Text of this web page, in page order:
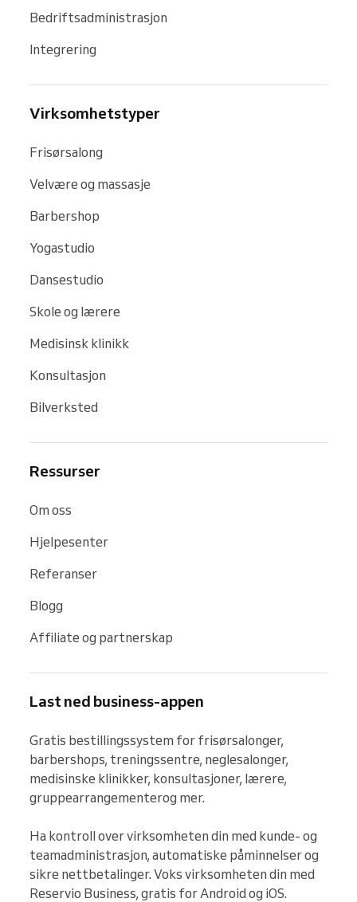
Bedriftsadministrasjon
Integrering
Virksomhetstyper
Frisørsalong
Velvære og massasje
Barbershop
Yogastudio
Dansestudio
Skole og lærere
Medisinsk klinikk
Konsultasjon
Bilverksted
Ressurser
Om oss
Hjelpesenter
Referanser
Blogg
Affiliate og partnerskap
Last ned business-appen
Gratis bestillingssystem for frisørsalonger,
barbershops, treningssentre, neglesalonger,
medisinske klinikker, konsultasjoner, lærere,
gruppearrangementerog mer.
Ha kontroll over virksomheten din med kunde- og
teamadministrasjon, automatiske påminnelser og
sikre nettbetalinger. Voks virksomheten din med
Reservio Business, gratis for Android og iOS.